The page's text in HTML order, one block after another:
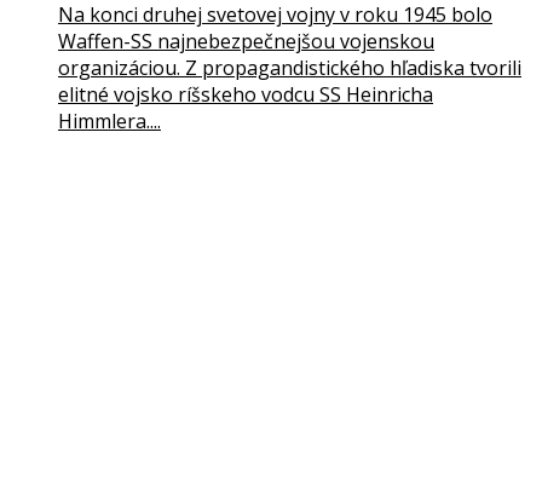
Na konci druhej svetovej vojny v roku 1945 bolo
Waffen-SS najnebezpečnejšou vojenskou
organizáciou. Z propagandistického hľadiska tvorili
elitné vojsko ríšskeho vodcu SS Heinricha
Himmlera....